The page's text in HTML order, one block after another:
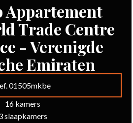
Appartement
Trade Centre
- Verenigde
Emiraten
01505mkbe
16 kamers
slaapkamers